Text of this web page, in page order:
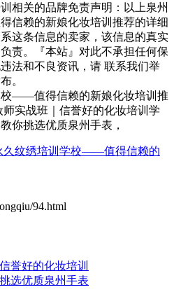
相关的品牌免责声明：以上泉州
信赖的新娘化妆培训推荐的详细
这条信息的卖家，该信息的真实
责。『本站』对此不承担任何保
法和不良资讯，请 联系我们举
。
——值得信赖的新娘化妆培训推
实战班｜信誉好的化妆培训学
你挑选优质泉州手表，
久纹绣培训学校——值得信赖的
94.html
誉好的化妆培训
选优质泉州手表